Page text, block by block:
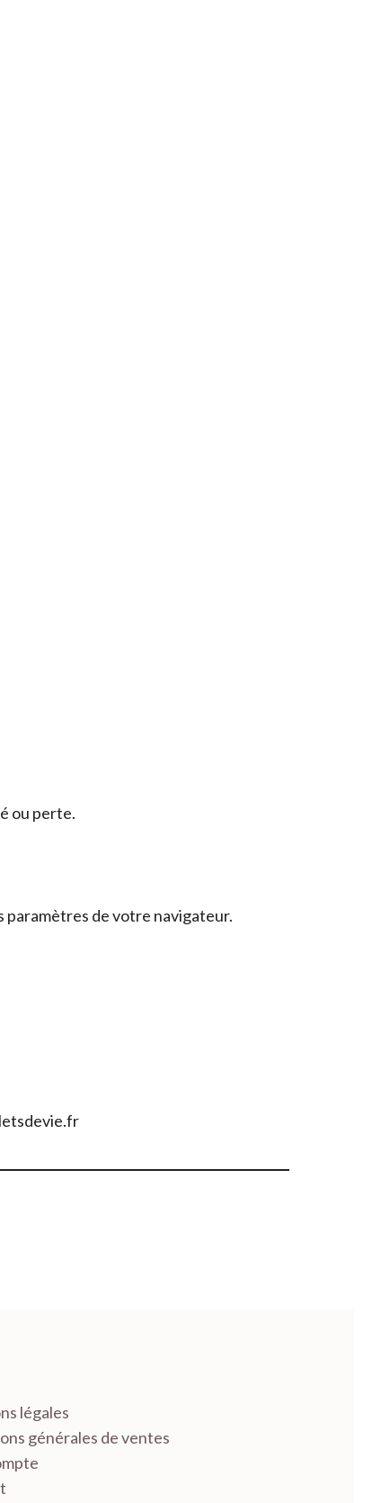
ou perte.
paramètres de votre navigateur.
légales
générales de ventes